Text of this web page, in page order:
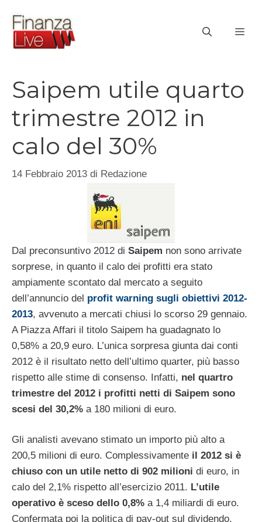
contenuto
Saipem utile quarto
trimestre 2012 in
calo del 30%
14 Febbraio 2013 di Redazione
Dal preconsuntivo 2012 di Saipem non sono arrivate
sorprese, in quanto il calo dei profitti era stato
ampiamente scontato dal mercato a seguito
dell’annuncio del profit warning sugli obiettivi 2012-
2013, avvenuto a mercati chiusi lo scorso 29 gennaio.
A Piazza Affari il titolo Saipem ha guadagnato lo
0,58% a 20,9 euro. L’unica sorpresa giunta dai conti
2012 è il risultato netto dell’ultimo quarter, più basso
rispetto alle stime di consenso. Infatti, nel quartro
trimestre del 2012 i profitti netti di Saipem sono
scesi del 30,2% a 180 milioni di euro.
Gli analisti avevano stimato un importo più alto a
200,5 milioni di euro. Complessivamente il 2012 si è
chiuso con un utile netto di 902 milioni di euro, in
calo del 2,1% rispetto all’esercizio 2011. L’utile
operativo è sceso dello 0,8% a 1,4 miliardi di euro.
Confermata poi la politica di pay-out sul dividendo,